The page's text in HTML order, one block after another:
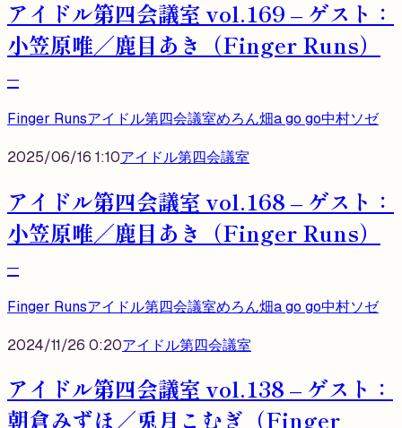
アイドル第四会議室 vol.169 – ゲスト：
小笠原唯／鹿目あき（Finger Runs）
–
Finger Runsアイドル第四会議室めろん畑a go go中村ソゼ
2025/06/16 1:10アイドル第四会議室
アイドル第四会議室 vol.168 – ゲスト：
小笠原唯／鹿目あき（Finger Runs）
–
Finger Runsアイドル第四会議室めろん畑a go go中村ソゼ
2024/11/26 0:20アイドル第四会議室
アイドル第四会議室 vol.138 – ゲスト：
朝倉みずほ／兎月こむぎ（Finger